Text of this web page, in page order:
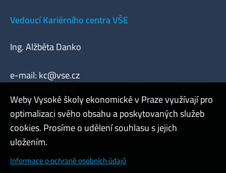
Vedoucí Kariérního centra VŠE
Ing. Alžběta Danko
e-mail: kc@vse.cz
Admin
Cookies a ochrana osobních údajů
Weby Vysoké školy ekonomické v Praze využívají pro
optimalizaci svého obsahu a poskytovaných služeb
cookies. Prosíme o udělení souhlasu s jejich
uložením.
Informace o ochraně osobních údajů